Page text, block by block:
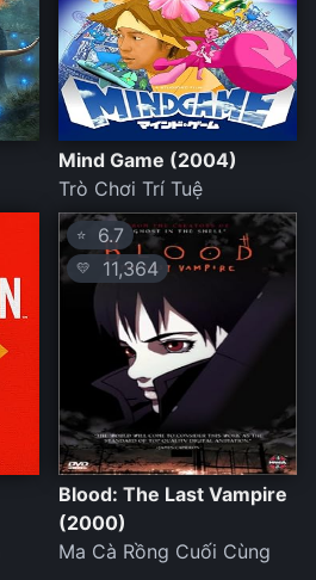
Mind Game (2004)
Trò Chơi Trí Tuệ
⭐ 6.7
💛 11,364
Blood: The Last Vampire
(2000)
Ma Cà Rồng Cuối Cùng